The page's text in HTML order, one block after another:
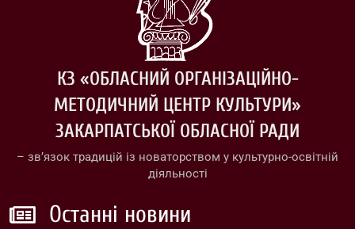
КЗ «ОБЛАСНИЙ ОРГАНІЗАЦІЙНО-
МЕТОДИЧНИЙ ЦЕНТР КУЛЬТУРИ»
ЗАКАРПАТСЬКОЇ ОБЛАСНОЇ РАДИ
– зв’язок традицій із новаторством у культурно-освітній
діяльності
Останні новини